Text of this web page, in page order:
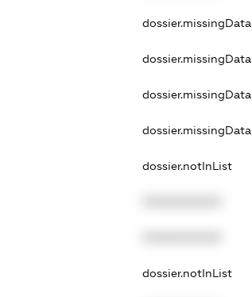
dossier.missingData
dossier.missingData
dossier.missingData
dossier.missingData
dossier.notInList
dossier.notInList